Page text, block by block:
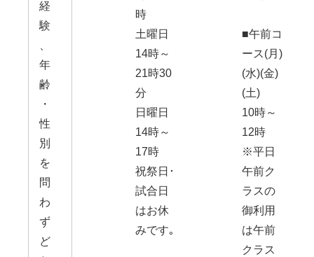
経
験
年
齢
・
性
別
を
問
わ
ず
ど
時
土曜日
14時～
21時30
分
日曜日
14時～
17時
祝祭日･
試合日
はお休
みです｡
■午前コ
ース(月)
(水)(金)
(土)
10時～
12時
※平日
午前ク
ラスの
御利用
は午前
クラス